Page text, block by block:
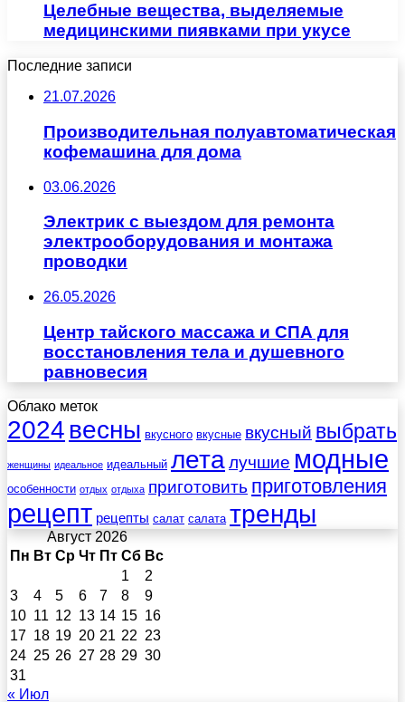
Целебные вещества, выделяемые
медицинскими пиявками при укусе
Последние записи
21.07.2026
Производительная полуавтоматическая
кофемашина для дома
03.06.2026
Электрик с выездом для ремонта
электрооборудования и монтажа
проводки
26.05.2026
Центр тайского массажа и СПА для
восстановления тела и душевного
равновесия
Облако меток
2024 весны вкусного вкусные вкусный выбрать
женщины идеальное идеальный леталучшие модные
особенности отдых отдыха приготовить приготовления
рецепт рецепты салат салата тренды
Август 2026
Пн Вт Ср Чт Пт Сб Вс
1
2
3
4 5 6 7 8
9
10 11 12 13 14 15 16
17 18 19 20 21 22 23
24 25 26 27 28 29 30
31
« Июл